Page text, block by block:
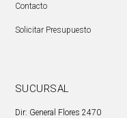
Contacto
Solicitar Presupuesto
SUCURSAL
Dir: General Flores 2470